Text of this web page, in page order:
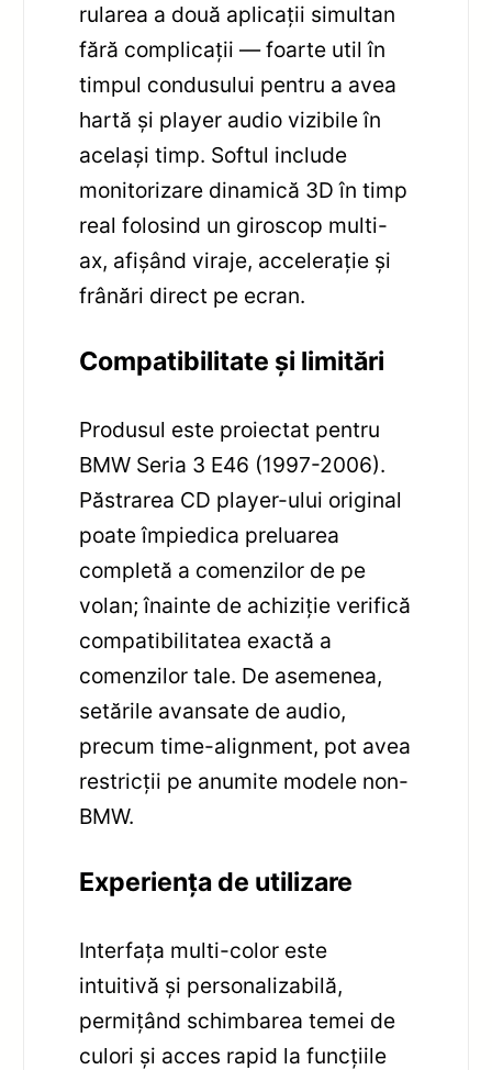
rularea a două aplicații simultan
fără complicații — foarte util în
timpul condusului pentru a avea
hartă și player audio vizibile în
același timp. Softul include
monitorizare dinamică 3D în timp
real folosind un giroscop multi-
ax, afișând viraje, accelerație și
frânări direct pe ecran.
Compatibilitate și limitări
Produsul este proiectat pentru
BMW Seria 3 E46 (1997-2006).
Păstrarea CD player-ului original
poate împiedica preluarea
completă a comenzilor de pe
volan; înainte de achiziție verifică
compatibilitatea exactă a
comenzilor tale. De asemenea,
setările avansate de audio,
precum time-alignment, pot avea
restricții pe anumite modele non-
BMW.
Experiența de utilizare
Interfața multi-color este
intuitivă și personalizabilă,
permițând schimbarea temei de
culori și acces rapid la funcțiile